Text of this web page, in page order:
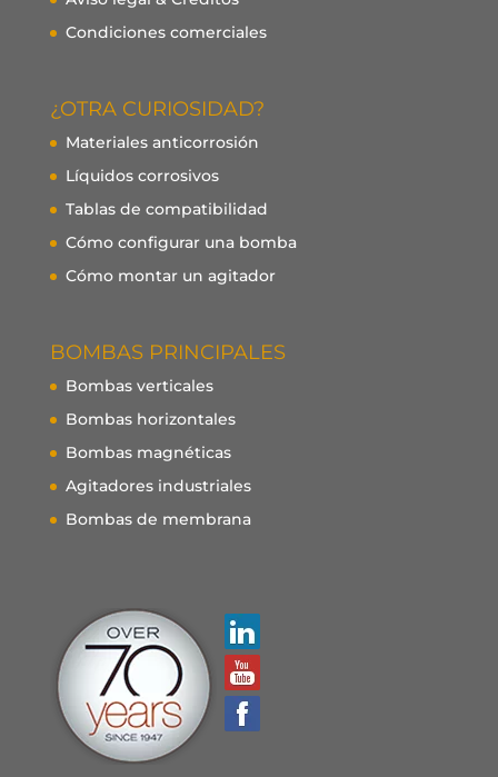
Condiciones comerciales
¿OTRA CURIOSIDAD?
Materiales anticorrosión
Líquidos corrosivos
Tablas de compatibilidad
Cómo configurar una bomba
Cómo montar un agitador
BOMBAS PRINCIPALES
Bombas verticales
Bombas horizontales
Bombas magnéticas
Agitadores industriales
Bombas de membrana